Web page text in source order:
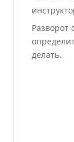
Разворот
делать.